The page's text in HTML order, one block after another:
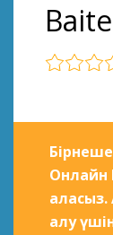
Онлайн
алу